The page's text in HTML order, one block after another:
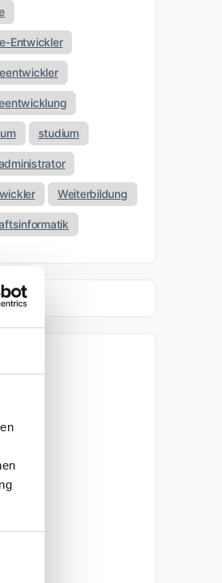
Entwickler
studium
Weiterbildung
2025